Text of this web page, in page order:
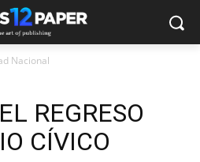
Nacional
REGRESO
CÍVICO